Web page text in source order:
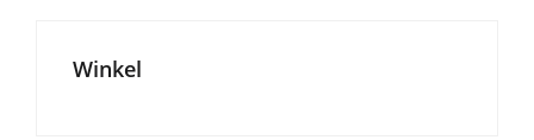
Winkel